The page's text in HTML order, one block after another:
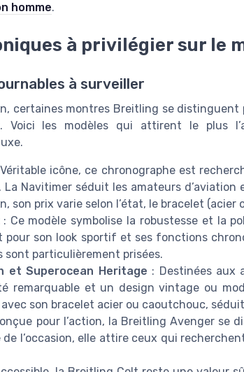
homme.
à privilégier sur le
à surveiller
certaines montres Breitling se
Voici les modèles qui attirent le plus
icône, ce chronographe est
Navitimer séduit les amateurs
son prix varie selon l’état, le bracelet
: Ce modèle symbolise la robustesse et la
pour son look sportif et ses fonctions
sont particulièrement prisées.
et Superocean Heritage : Destinées aux
remarquable et un design vintage ou
son bracelet acier ou caoutchouc,
pour l’action, la Breitling Avenger se
de l’occasion, elle attire ceux qui